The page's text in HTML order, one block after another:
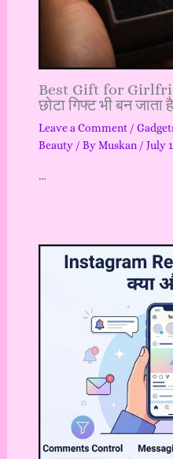
Best Gift for
छोटा गिफ्ट भी बन जाता
Leave a Comment /
Beauty/ ByMuskan / July
…